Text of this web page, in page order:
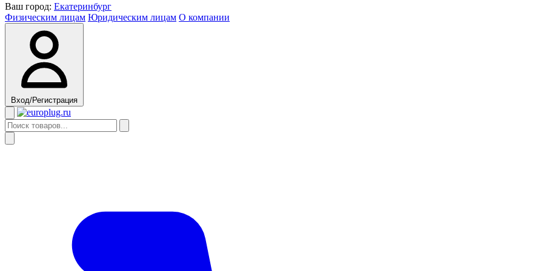
Ваш город: Екатеринбург
Физическим лицам Юридическим лицам О компании
Вход/Регистрация